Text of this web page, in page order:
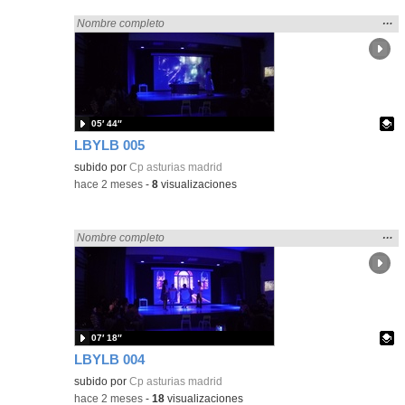
LBYLB 005
Encontrado «Asturias» en:
Nombre completo
la
…
Contenido educativo.
subido porCp asturias madrid
05′ 44″
-hace 2 meses -8 visualizaciones
LBYLB 004
Encontrado «Asturias» en:
Nombre completo
la
…
Contenido educativo.
subido porCp asturias madrid
07′ 18″
-hace 2 meses -18 visualizaciones